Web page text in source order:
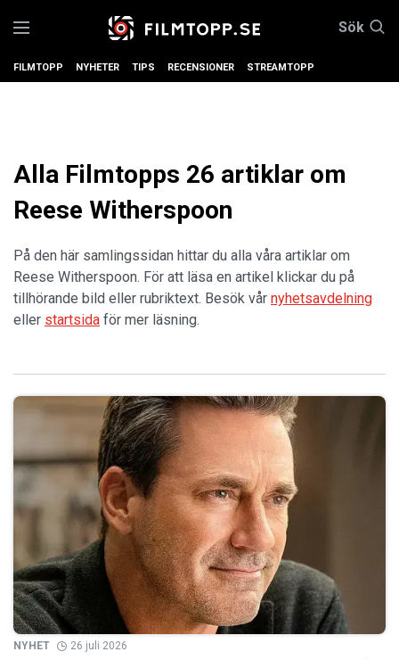
Sök
FILMTOPP NYHETER TIPS RECENSIONER STREAMTOPP
Alla Filmtopps 26 artiklar om
Reese Witherspoon
På den här samlingssidan hittar du alla våra artiklar om
Reese Witherspoon. För att läsa en artikel klickar du på
tillhörande bild eller rubriktext. Besök vår nyhetsavdelning
eller startsida för mer läsning.
NYHET 26 juli 2026